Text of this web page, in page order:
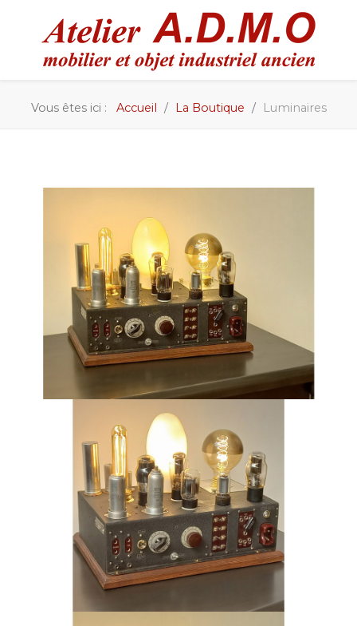
Vous êtes ici : Accueil La Boutique Luminaires